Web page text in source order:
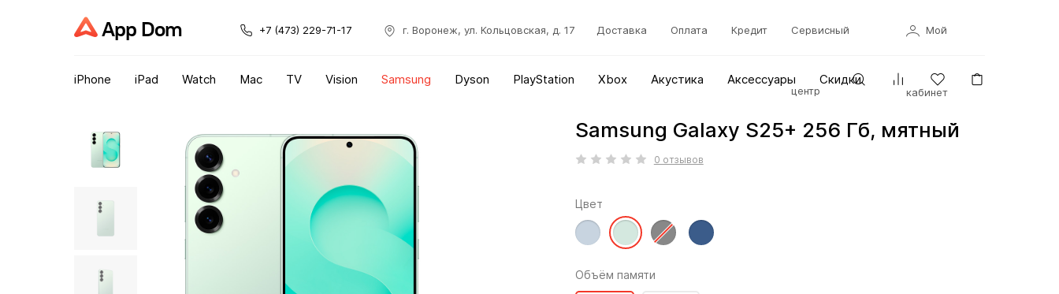
App Dom +7 (473) 229-71-17 г. Воронеж, ул. Кольцовская, д. 17 Доставка Оплата Кредит Сервисный
центр
Мой
кабинет
iPhone iPad Watch Mac TV Vision Samsung Dyson PlayStation Xbox Акустика Аксессуары Скидки
Samsung Galaxy S25+ 256 Гб, мятный
0 отзывов
Цвет
Объём памяти